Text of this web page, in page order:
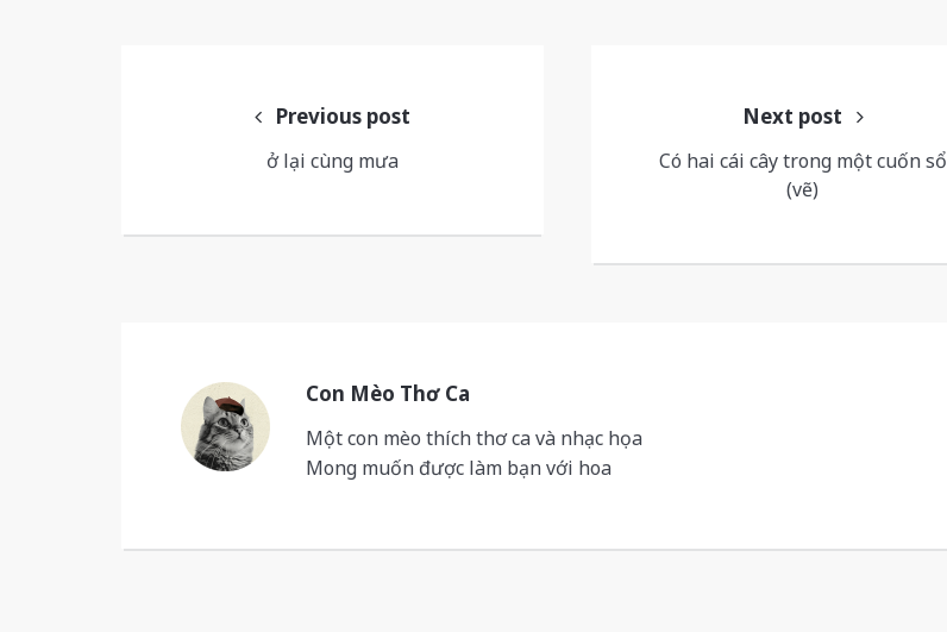
navigationPrevious post
ở lại cùng mưa
Next post
Có hai cái cây trong một cuốn sổ
(vẽ)
Con Mèo Thơ Ca
Một con mèo thích thơ ca và nhạc họa
Mong muốn được làm bạn với hoa